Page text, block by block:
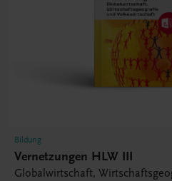
Bildung
Vernetzungen HLW III
Globalwirtschaft,